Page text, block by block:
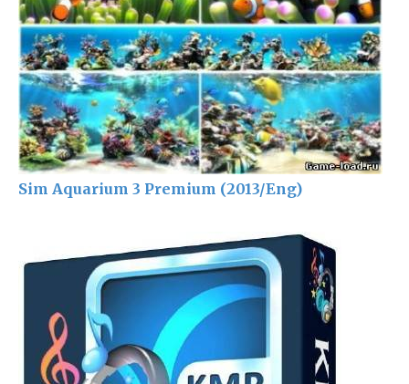
Sim Aquarium 3 Premium (2013/Eng)